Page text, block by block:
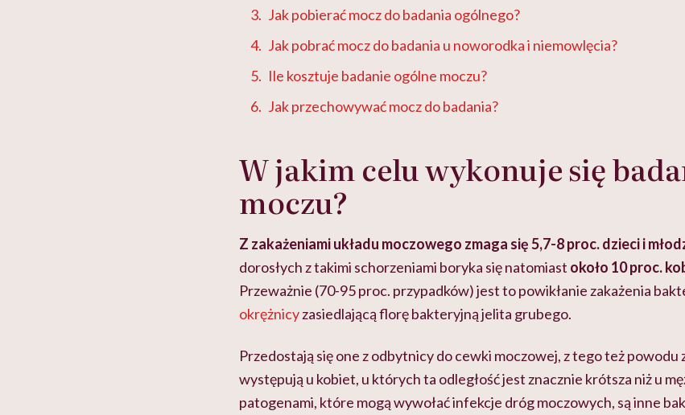
Jak pobierać mocz do badania ogólnego?
Jak pobrać mocz do badania u noworodka i niemowlęcia?
Ile kosztuje badanie ogólne moczu?
Jak przechowywać mocz do badania?
W jakim celu wykonuje się
moczu?
Z zakażeniami układu moczowego zmaga się 5,7-8 proc. dzieci i
dorosłych z takimi schorzeniami boryka się natomiast około 10 proc.
Przeważnie (70-95 proc. przypadków) jest to powikłanie zakażenia
okrężnicyzasiedlającą florę bakteryjną jelita grubego.
Przedostają się one z odbytnicy do cewki moczowej, z tego też powodu
występują u kobiet, u których ta odległość jest znacznie krótsza niż u
patogenami, które mogą wywołać infekcje dróg moczowych, są inne